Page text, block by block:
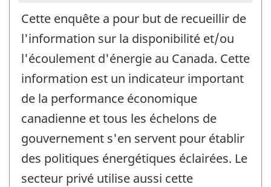
Cette enquête a pour but de recueillir de
l'information sur la disponibilité et/ou
l'écoulement d'énergie au Canada. Cette
information est un indicateur important
de la performance économique
canadienne et tous les échelons de
gouvernement s'en servent pour établir
des politiques énergétiques éclairées. Le
secteur privé utilise aussi cette